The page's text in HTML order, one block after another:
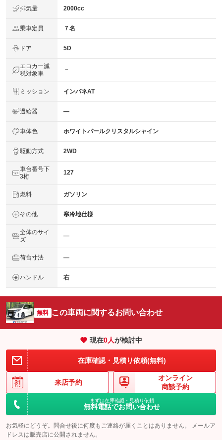
排気量 2000cc
乗車定員 ７名
ドア 5D
エコカー減
税対象車
－
ミッション インパネAT
過給器 ―
車体色 ホワイトパールクリスタルシャイン
駆動方式 2WD
車台番号下
3桁
127
燃料 ガソリン
その他 寒冷地仕様
全体のサイ
ズ
―
荷台寸法 ―
ハンドル 右
無料 この車両に関するお問い合わせ
現在0人が検討中
在庫確認・見積り依頼(無料)
来店予約
オンライン
商談予約
まずは在庫確認・見積り依頼
無料電話でお問い合わせ
お気軽にどうぞ。問合せ後に何度もご連絡が届くことはありません。 メールア
ドレスは販売店に公開されません。